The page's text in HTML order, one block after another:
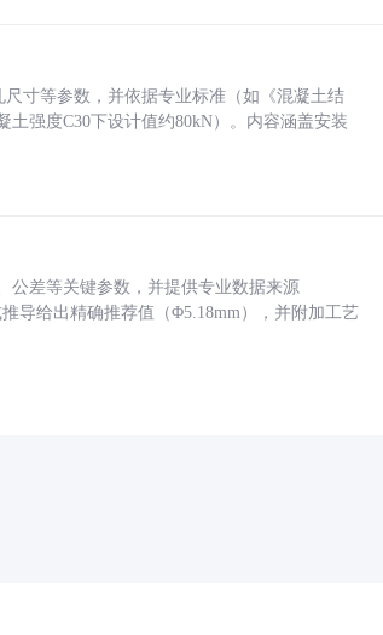
寸等参数，并依据专业标准（如《混凝土结
土强度C30下设计值约80kN）。内容涵盖安装
公差等关键参数，并提供专业数据来源
导给出精确推荐值（Φ5.18mm），并附加工艺